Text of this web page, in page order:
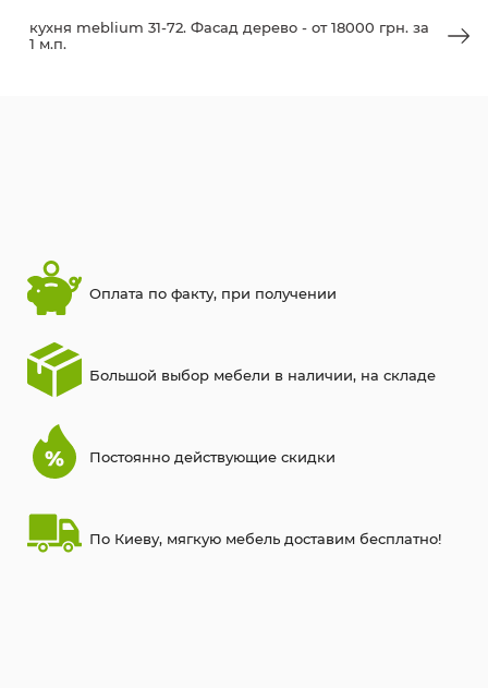
кухня meblium 31-72. Фасад дерево - от 18000 грн. за
1 м.п.
Оплата по факту, при получении
Большой выбор мебели в наличии, на складе
Постоянно действующие скидки
По Киеву, мягкую мебель доставим бесплатно!